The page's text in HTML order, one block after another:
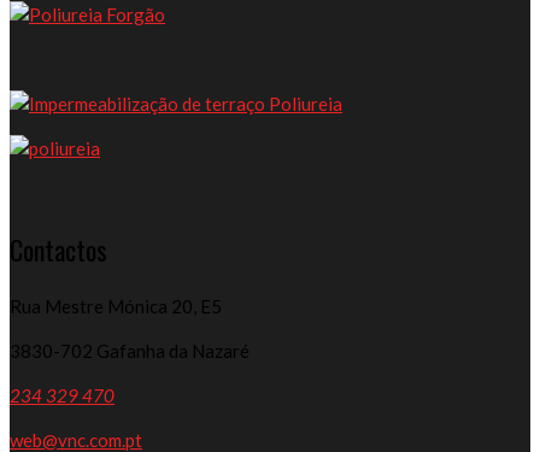
Contactos
Rua Mestre Mónica 20, E5
3830-702 Gafanha da Nazaré
234 329 470
web@vnc.com.pt